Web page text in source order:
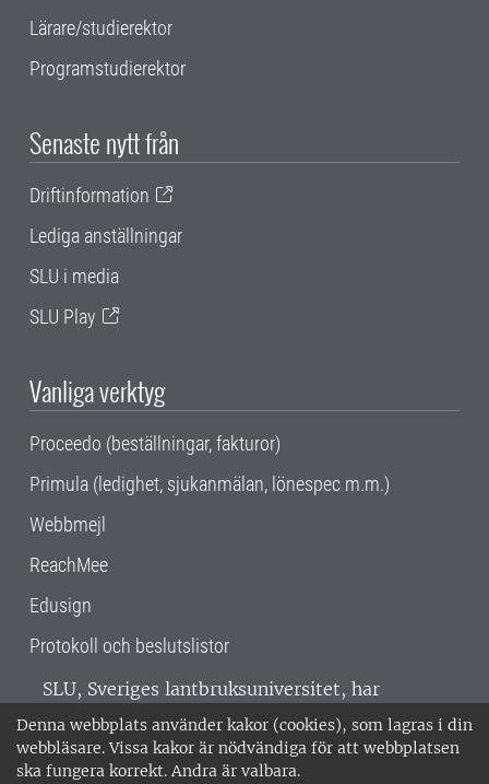
Denna webbplats använder kakor (cookies), som lagras i din
webbläsare. Vissa kakor är nödvändiga för att webbplatsen
ska fungera korrekt. Andra är valbara.
Lärare/studierektor
Programstudierektor
Senaste nytt från
Driftinformation
Lediga anställningar
SLU i media
SLU Play
Vanliga verktyg
Proceedo (beställningar, fakturor)
Primula (ledighet, sjukanmälan, lönespec m.m.)
Webbmejl
ReachMee
Edusign
Protokoll och beslutslistor
SLU, Sveriges lantbruksuniversitet, har
verksamhet över hela Sverige. Huvudorter är
Alnarp, Uppsala och Umeå.SLU är
miljöcertifierat enligt ISO 14001. •